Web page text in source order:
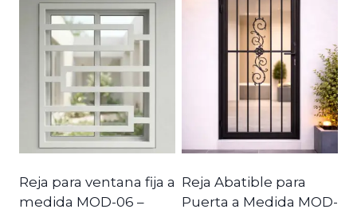
Reja para ventana fija a
medida MOD-06 –
Reja Abatible para
Puerta a Medida MOD-